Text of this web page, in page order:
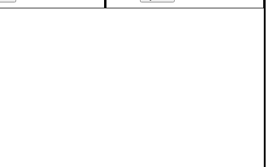
лампи: Освітлення
елементу:
: 9 SMD
: 12-24V
упаковці: 1 шт.